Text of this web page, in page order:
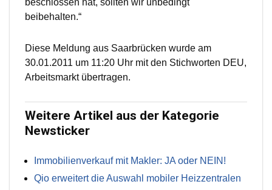
beschlossen hat, sollten wir unbedingt
beibehalten.“
Diese Meldung aus Saarbrücken wurde am
30.01.2011 um 11:20 Uhr mit den Stichworten DEU,
Arbeitsmarkt übertragen.
Weitere Artikel aus der Kategorie
Newsticker
Immobilienverkauf mit Makler: JA oder NEIN!
Qio erweitert die Auswahl mobiler Heizzentralen